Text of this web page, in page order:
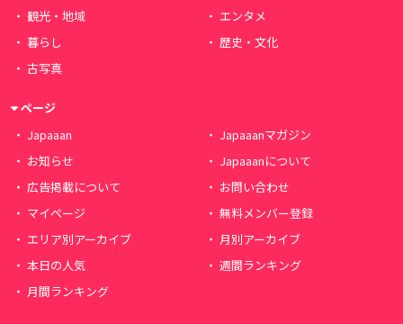
観光・地域
エンタメ
暮らし
歴史・文化
古写真
ページ
Japaaan
Japaaanマガジン
お知らせ
Japaaanについて
広告掲載について
お問い合わせ
マイページ
無料メンバー登録
エリア別アーカイブ
月別アーカイブ
本日の人気
週間ランキング
月間ランキング